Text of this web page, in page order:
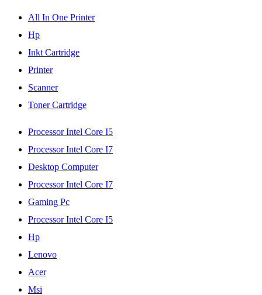
All In One Printer
Hp
Inkt Cartridge
Printer
Scanner
Toner Cartridge
Processor Intel Core I5
Processor Intel Core I7
Desktop Computer
Processor Intel Core I7
Gaming Pc
Processor Intel Core I5
Hp
Lenovo
Acer
Msi